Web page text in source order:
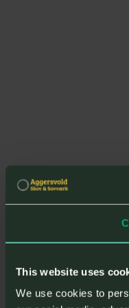
This website uses
We use cookies to